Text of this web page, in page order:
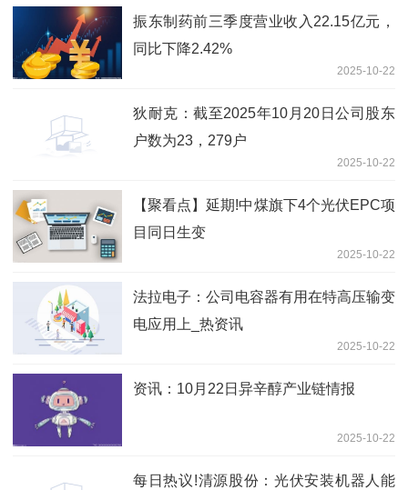
振东制药前三季度营业收入22.15亿元，
同比下降2.42%
2025-10-22
狄耐克：截至2025年10月20日公司股东
户数为23，279户
2025-10-22
【聚看点】延期!中煤旗下4个光伏EPC项
目同日生变
2025-10-22
法拉电子：公司电容器有用在特高压输变
电应用上_热资讯
2025-10-22
资讯：10月22日异辛醇产业链情报
2025-10-22
每日热议!清源股份：光伏安装机器人能